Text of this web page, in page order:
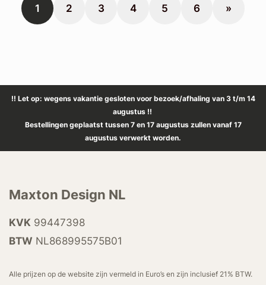
1 2 3 4 5 6 »
!! Let op: wegens vakantie gesloten voor bezoek/afhaling van 3 t/m 14
augustus !!
Bestellingen geplaatst tussen 7 en 17 augustus zullen vanaf 17
augustus verwerkt worden.
Maxton Design NL
KVK 99447398
BTW NL868995575B01
Alle prijzen op de website zijn vermeld in Euro’s en zijn inclusief 21% BTW.